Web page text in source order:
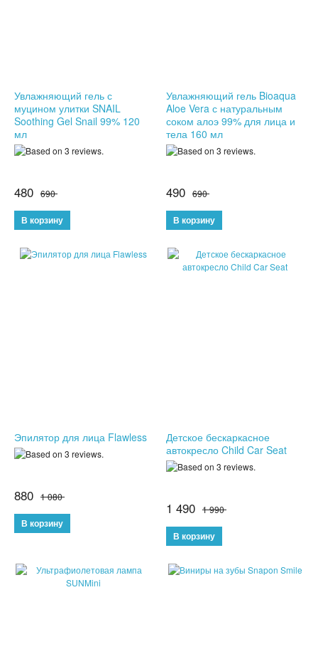
3D СВЕТИЛЬНИКИ
НЕОБЫЧНЫЕ ТОВАРЫ!!!
ПОДАРКИ И СУВЕНИРЫ
ПОДАРКИ ДЛЯ ДЕВУШЕК
БРЕЛКИ
НАРУЧНЫЕ ЧАСЫ
УМНЫЕ ЧАСЫ
МУЖСКИЕ ЧАСЫ
Увлажняющий гель с
муцином улитки SNAIL
Soothing Gel Snail 99% 120
мл
480 690
Увлажняющий гель Bioaqua
Aloe Vera с натуральным
соком алоэ 99% для лица и
тела 160 мл
490 690
Эпилятор для лица Flawless
880 1 080
Детское бескаркасное
автокресло Child Car Seat
1 490 1 990